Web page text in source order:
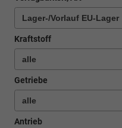
Kraftstoff
Getriebe
Antrieb